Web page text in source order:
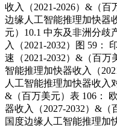
收入（2021-2026）&（百
边缘人工智能推理加快器
元）10.1 中东及非洲分歧
入（2021-2032）图 59：
速（2021-2032）&（百万
智能推理加快器收入（
人工智能推理加快器收入
&（百万美元）表 106：
器收入（2027-2032）&
国度边缘人工智能推理加